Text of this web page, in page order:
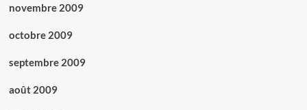
novembre 2009
octobre 2009
septembre 2009
août 2009